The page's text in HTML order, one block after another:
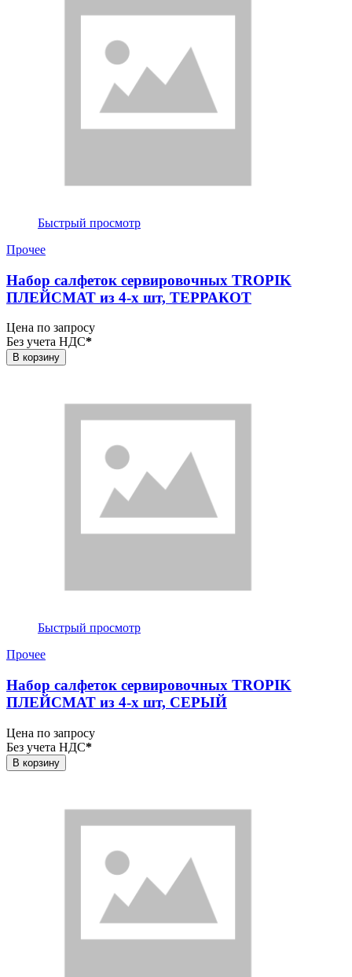
Быстрый просмотр
Прочее
Набор салфеток сервировочных TROPIK
ПЛЕЙСМАТ из 4-х шт, ТЕРРАКОТ
Цена по запросу
Без учета НДС*
В корзину
Быстрый просмотр
Прочее
Набор салфеток сервировочных TROPIK
ПЛЕЙСМАТ из 4-х шт, СЕРЫЙ
Цена по запросу
Без учета НДС*
В корзину